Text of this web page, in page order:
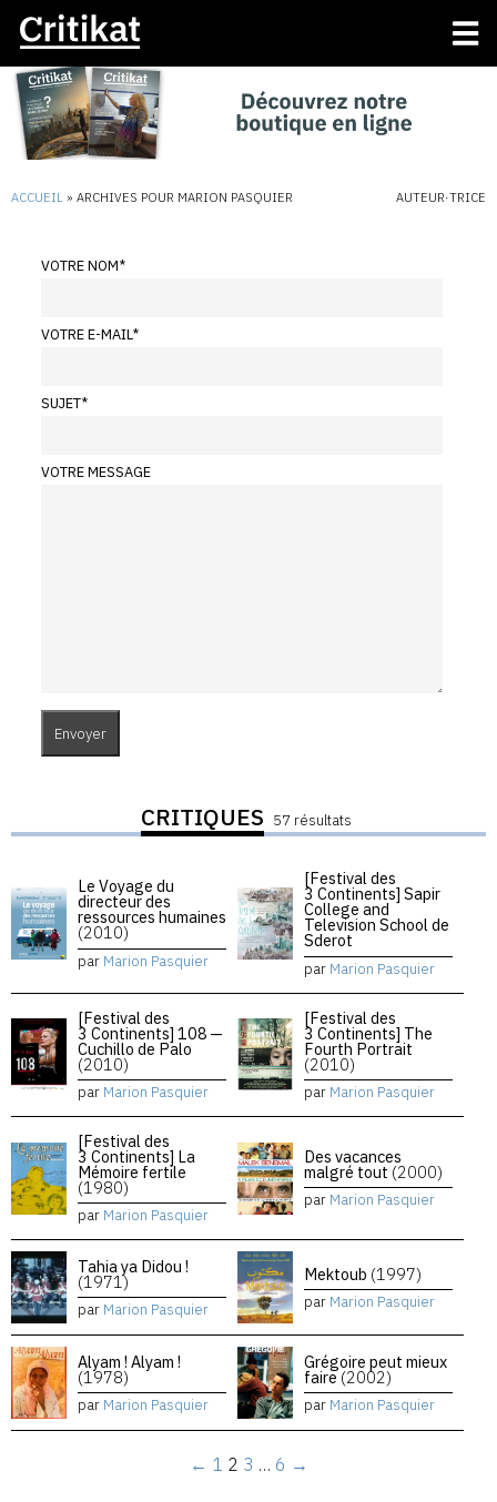
ACCUEIL » ARCHIVES POUR MARION PASQUIER AUTEUR·TRICE
VOTRE NOM*
VOTRE E-MAIL*
SUJET*
VOTRE MESSAGE
CRITIQUES 57 résultats
Le Voyage du
directeur des
ressources humaines
(2010)
par Marion Pasquier
[Festival des
3 Continents] Sapir
College and
Television School de
Sderot
par Marion Pasquier
[Festival des
3 Continents] 108 —
Cuchillo de Palo
(2010)
par Marion Pasquier
[Festival des
3 Continents] The
Fourth Portrait
(2010)
par Marion Pasquier
[Festival des
3 Continents] La
Mémoire fertile
(1980)
par Marion Pasquier
Des vacances
malgré tout (2000)
par Marion Pasquier
Tahia ya Didou !
(1971)
par Marion Pasquier
Mektoub (1997)
par Marion Pasquier
Alyam ! Alyam !
(1978)
par Marion Pasquier
Grégoire peut mieux
faire(2002)
par Marion Pasquier
← 1 2 3 … 6 →